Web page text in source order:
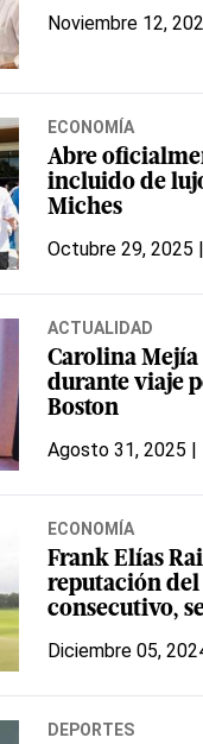
Noviembre 12,
ECONOMÍA
Abre
incluido de
Miches
Octubre 29, 2025 |
ACTUALIDAD
Carolina
durante viaje
Boston
Agosto 31, 2025 |
ECONOMÍA
Frank Elías
reputación del
consecutivo,
Diciembre 05,
DEPORTES